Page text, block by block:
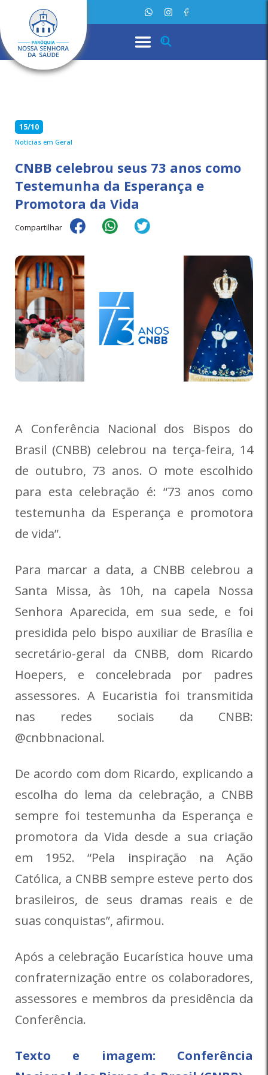
15/10
Notícias em Geral
CNBB celebrou seus 73 anos como
Testemunha da Esperança e
Promotora da Vida
Compartilhar
A Conferência Nacional dos Bispos do
Brasil (CNBB) celebrou na terça-feira, 14
de outubro, 73 anos. O mote escolhido
para esta celebração é: “73 anos como
testemunha da Esperança e promotora
de vida”.
Para marcar a data, a CNBB celebrou a
Santa Missa, às 10h, na capela Nossa
Senhora Aparecida, em sua sede, e foi
presidida pelo bispo auxiliar de Brasília e
secretário-geral da CNBB, dom Ricardo
Hoepers, e concelebrada por padres
assessores. A Eucaristia foi transmitida
nas redes sociais da CNBB:
@cnbbnacional.
De acordo com dom Ricardo, explicando a
escolha do lema da celebração, a CNBB
sempre foi testemunha da Esperança e
promotora da Vida desde a sua criação
em 1952. “Pela inspiração na Ação
Católica, a CNBB sempre esteve perto dos
brasileiros, de seus dramas reais e de
suas conquistas”, afirmou.
Após a celebração Eucarística houve uma
confraternização entre os colaboradores,
assessores e membros da presidência da
Conferência.
Texto e imagem: Conferência